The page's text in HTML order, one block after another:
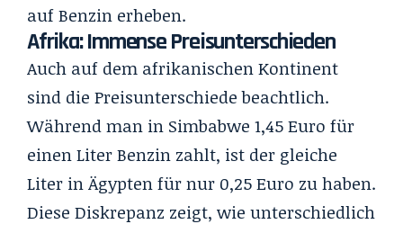
auf Benzin erheben.
Afrika: Immense Preisunterschieden
Auch auf dem afrikanischen Kontinent
sind die Preisunterschiede beachtlich.
Während man in Simbabwe 1,45 Euro für
einen Liter Benzin zahlt, ist der gleiche
Liter in Ägypten für nur 0,25 Euro zu haben.
Diese Diskrepanz zeigt, wie unterschiedlich